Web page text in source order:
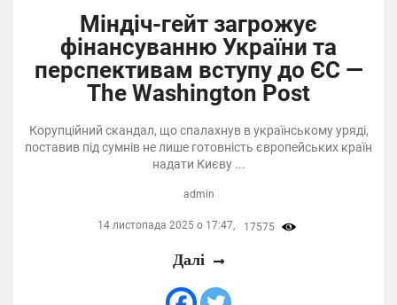
Міндіч-гейт загрожує
фінансуванню України та
перспективам вступу до ЄС —
The Washington Post
Корупційний скандал, що спалахнув в українському уряді,
поставив під сумнів не лише готовність європейських країн
надати Києву ...
admin
14 листопада 2025 о 17:47, 17575
Далі